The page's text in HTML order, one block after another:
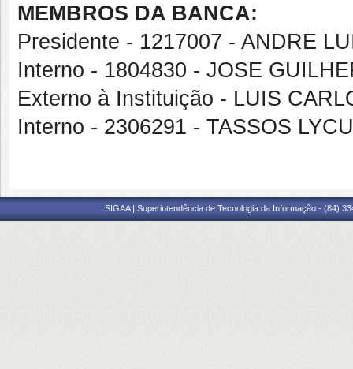
MEMBROS DA BANCA:
Presidente - 1217007 - ANDRE
Interno - 1804830 - JOSE
Externo à Instituição - LUIS
Interno - 2306291 - TASSOS
SIGAA | Superintendência de Tecnologia da Informação - (84)